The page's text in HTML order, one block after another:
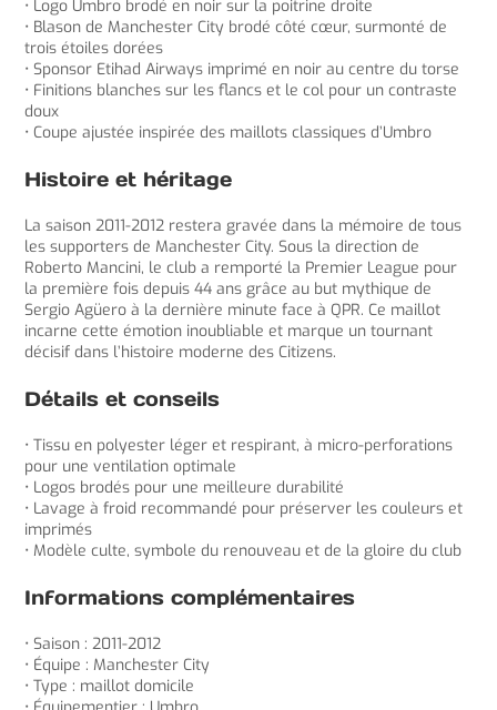
• Logo Umbro brodé en noir sur la poitrine droite
• Blason de Manchester City brodé côté cœur, surmonté de
trois étoiles dorées
• Sponsor Etihad Airways imprimé en noir au centre du torse
• Finitions blanches sur les flancs et le col pour un contraste
doux
• Coupe ajustée inspirée des maillots classiques d’Umbro
Histoire et héritage
La saison 2011-2012 restera gravée dans la mémoire de tous
les supporters de Manchester City. Sous la direction de
Roberto Mancini, le club a remporté la Premier League pour
la première fois depuis 44 ans grâce au but mythique de
Sergio Agüero à la dernière minute face à QPR. Ce maillot
incarne cette émotion inoubliable et marque un tournant
décisif dans l’histoire moderne des Citizens.
Détails et conseils
• Tissu en polyester léger et respirant, à micro-perforations
pour une ventilation optimale
• Logos brodés pour une meilleure durabilité
• Lavage à froid recommandé pour préserver les couleurs et
imprimés
• Modèle culte, symbole du renouveau et de la gloire du club
Informations complémentaires
• Saison : 2011-2012
• Équipe : Manchester City
• Type : maillot domicile